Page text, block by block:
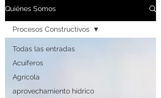
Quiénes Somos
Todas las entradas
Acuíferos
Agrícola
aprovechamiento hídrico
Procesos Constructivos